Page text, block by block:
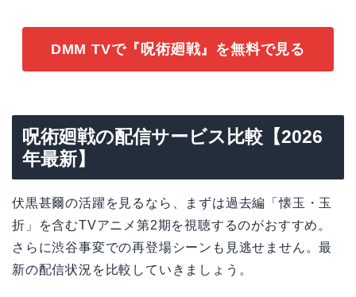
DMM TVで『呪術廻戦』を無料で見る
呪術廻戦の配信サービス比較【2026
年最新】
伏黒甚爾の活躍を見るなら、まずは過去編「懐玉・玉
折」を含むTVアニメ第2期を視聴するのがおすすめ。
さらに渋谷事変での再登場シーンも見逃せません。最
新の配信状況を比較していきましょう。